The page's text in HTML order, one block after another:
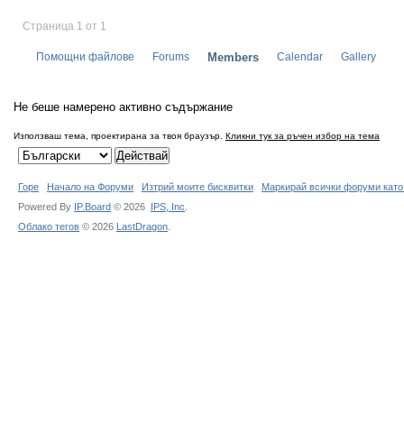
Страница 1 от 1
Помощни файлове Forums Members Calendar Gallery
Не беше намерено активно съдържание
Използваш тема, проектирана за твоя браузър. Кликни тук за ръчен избор на тема
Горе Начало на Форуми Изтрий моите бисквитки
Маркирай всички форуми
Powered By IP.Board © 2026 IPS, Inc
Облако тегов © 2026 LastDragon